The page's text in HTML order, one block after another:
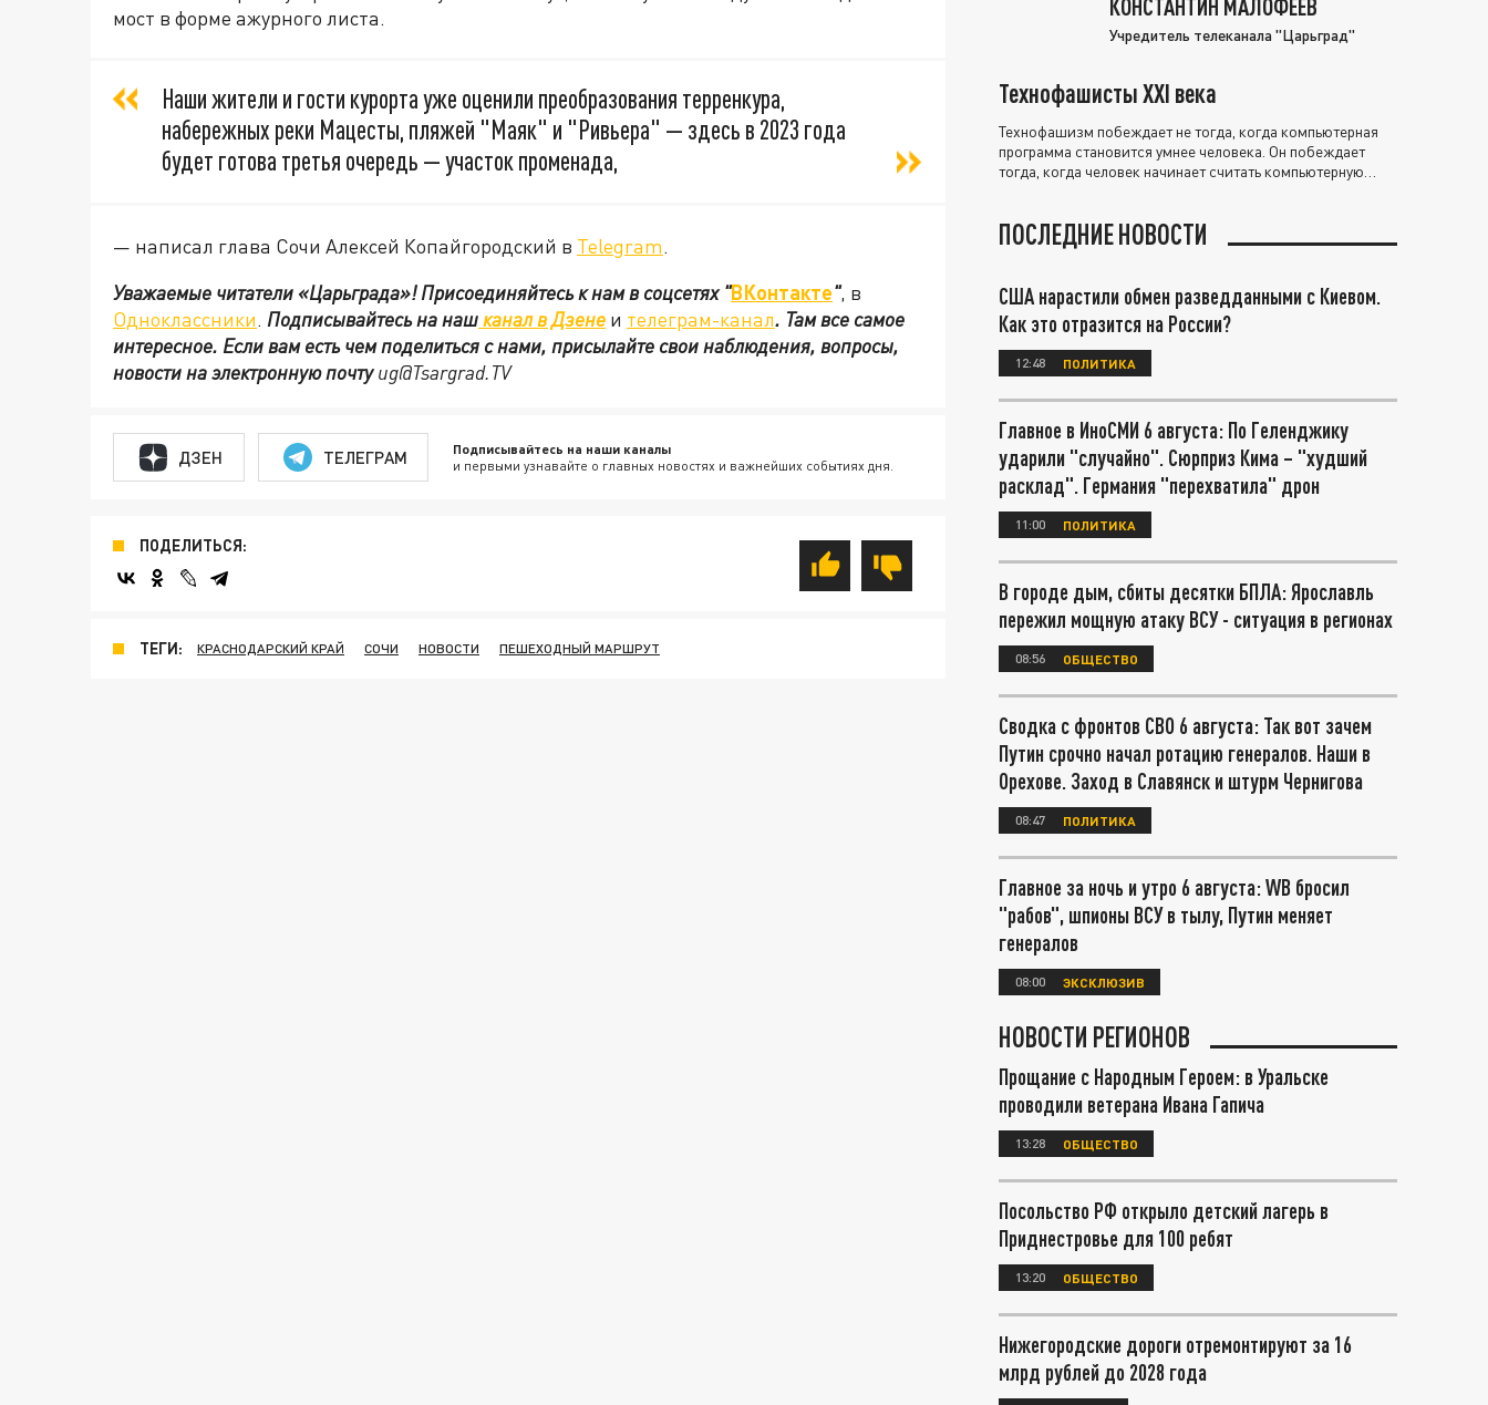
мост в форме ажурного листа.
Наши жители и гости курорта уже оценили преобразования терренкура,
набережных реки Мацесты, пляжей "Маяк" и "Ривьера" — здесь в 2023 года
будет готова третья очередь — участок променада,
— написал глава Сочи Алексей Копайгородский в Telegram.
Уважаемые читатели «Царьграда»!Присоединяйтесь к нам в соцсетях"ВКонтакте", в
Одноклассники. Подписывайтесь на нашканал в Дзене и телеграм-канал. Там все самое
интересное. Если вам есть чем поделиться с нами, присылайте свои наблюдения, вопросы,
новости на электронную почтуug@Tsargrad.TV
ДЗЕН ТЕЛЕГРАМ Подписывайтесь на наши каналы
и первыми узнавайте о главных новостях и важнейших событиях дня.
ПОДЕЛИТЬСЯ:
ТЕГИ: КРАСНОДАРСКИЙ КРАЙ СОЧИ НОВОСТИ ПЕШЕХОДНЫЙ МАРШРУТ
КОНСТАНТИН МАЛОФЕЕВ
Учредитель телеканала "Царьград"
Технофашисты XXI века
Технофашизм побеждает не тогда, когда компьютерная
программа становится умнее человека. Он побеждает
тогда, когда человек начинает считать компьютерную
ПОСЛЕДНИЕ НОВОСТИ
США нарастили обмен разведданными с Киевом.
Как это отразится на России?
12:48 ПОЛИТИКА
Главное в ИноСМИ 6 августа: По Геленджику
ударили "случайно". Сюрприз Кима – "худший
расклад". Германия "перехватила" дрон
11:00 ПОЛИТИКА
В городе дым, сбиты десятки БПЛА: Ярославль
пережил мощную атаку ВСУ - ситуация в регионах
08:56 ОБЩЕСТВО
Сводка с фронтов СВО 6 августа: Так вот зачем
Путин срочно начал ротацию генералов. Наши в
Орехове. Заход в Славянск и штурм Чернигова
08:47 ПОЛИТИКА
Главное за ночь и утро 6 августа: WB бросил
"рабов", шпионы ВСУ в тылу, Путин меняет
генералов
08:00 ЭКСКЛЮЗИВ
НОВОСТИ РЕГИОНОВ
Прощание с Народным Героем: в Уральске
проводили ветерана Ивана Гапича
13:28 ОБЩЕСТВО
Посольство РФ открыло детский лагерь в
Приднестровье для 100 ребят
13:20 ОБЩЕСТВО
Нижегородские дороги отремонтируют за 16
млрд рублей до 2028 года